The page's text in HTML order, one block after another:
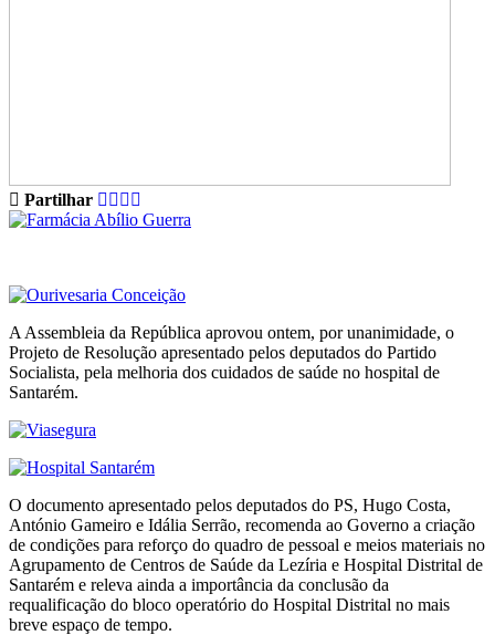
Partilhar
A Assembleia da República aprovou ontem, por unanimidade, o
Projeto de Resolução apresentado pelos deputados do Partido
Socialista, pela melhoria dos cuidados de saúde no hospital de
Santarém.
O documento apresentado pelos deputados do PS, Hugo Costa,
António Gameiro e Idália Serrão, recomenda ao Governo a criação
de condições para reforço do quadro de pessoal e meios materiais no
Agrupamento de Centros de Saúde da Lezíria e Hospital Distrital de
Santarém e releva ainda a importância da conclusão da
requalificação do bloco operatório do Hospital Distrital no mais
breve espaço de tempo.